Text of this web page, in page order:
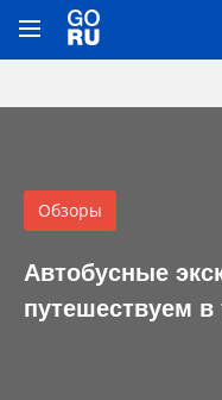
Обзоры
Автобусные
путешествуем в